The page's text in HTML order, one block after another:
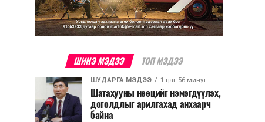
ШИНЭ МЭДЭЭ ТОП МЭДЭЭ
ШУДАРГА МЭДЭЭ 1 цаг 56 минут
Шатахууны нөөцийг нэмэгдүүлэх,
доголдлыг арилгахад анхаарч
байна